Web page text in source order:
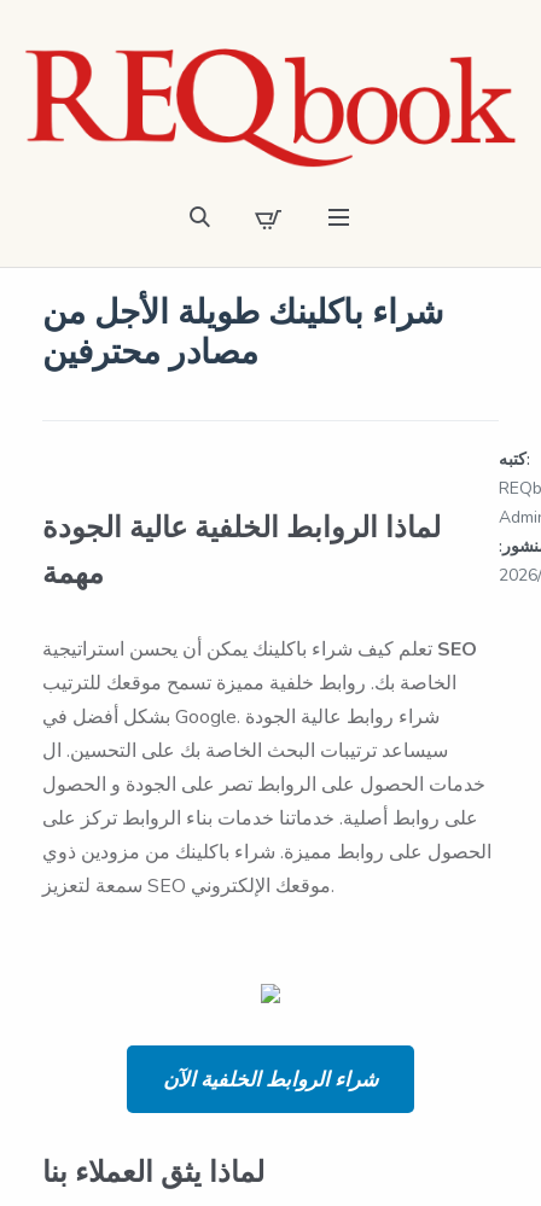
شراء باكلينك طويلة الأجل من
مصادر محترفين
لماذا الروابط الخلفية عالية الجودة
مهمة
SEO
الخاصة بك. روابط خلفية مميزة تسمح موقعك للترتيب
بشكل أفضل في Google. شراء روابط عالية الجودة
سيساعد ترتيبات البحث الخاصة بك على التحسين. ال
خدمات الحصول على الروابط تصر على الجودة و الحصول
على روابط أصلية. خدماتنا خدمات بناء الروابط تركز على
الحصول على روابط مميزة. شراء باكلينك من مزودين ذوي
سمعة لتعزيز SEO موقعك الإلكتروني.
شراء الروابط الخلفية الآن
لماذا يثق العملاء بنا
كتبه: